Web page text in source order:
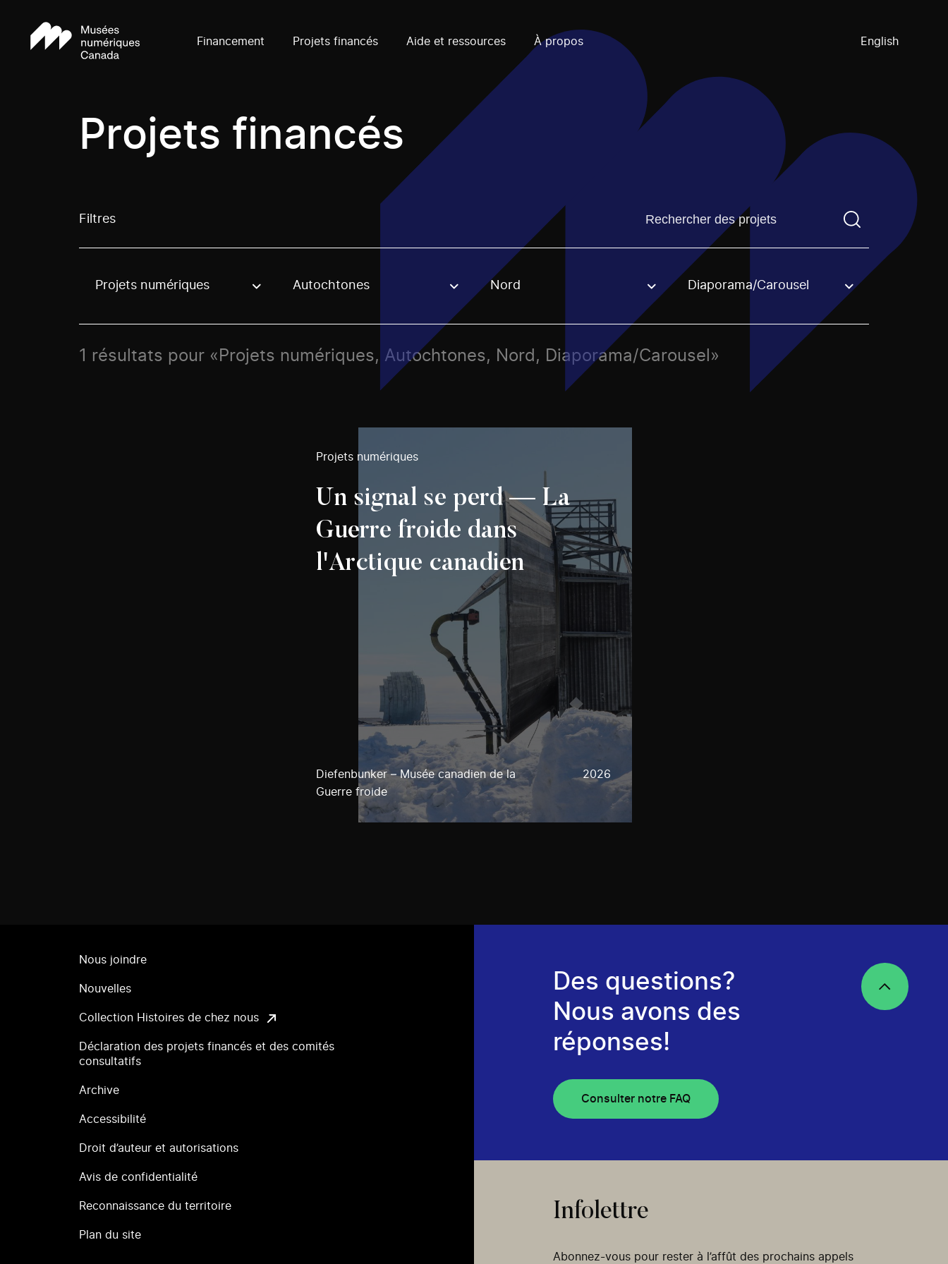
Financement Projets financés Aide et ressources À propos English
Projets financés
Filtres Trouvez un projetVous devez saisir un terme de
Use these options to filter projects by topic, stream or regon. The filter will be applied when selecting an option.
Projets numériques Autochtones Nord Diaporama/Carousel
1 résultats pour «Projets numériques, Autochtones, Nord, Diaporama/Carousel»
Projets numériques
Un signal se perd — La
Guerre froide dans
l'Arctique canadien
Diefenbunker – Musée canadien de la
Guerre froide
2026
Nous joindre
Nouvelles
Collection Histoires de chez nous
Déclaration des projets financés et des comités
consultatifs
Archive
Accessibilité
Droit d’auteur et autorisations
Avis de confidentialité
Reconnaissance du territoire
Plan du site
Des questions?
Nous avons des
réponses!
Consulter notre FAQ
Infolettre
Abonnez-vous pour rester à l’affût des prochains appels